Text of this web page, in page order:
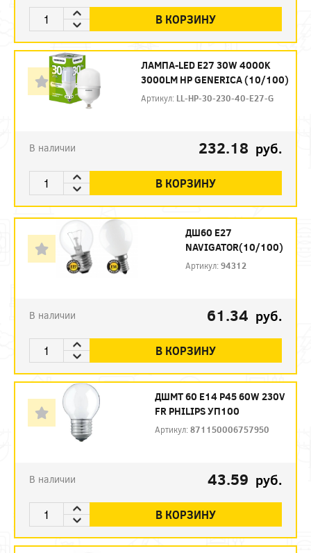
В КОРЗИНУ
ЛАМПА-LED E27 30W 4000K
3000LM HP GENERICA (10/100)
Артикул: LL-HP-30-230-40-E27-G
В наличии 232.18 руб.
В КОРЗИНУ
ДШ60 Е27
NAVIGATOR(10/100)
Артикул:94312
В наличии 61.34 руб.
В КОРЗИНУ
ДШМТ 60 Е14 P45 60W 230V
FR PHILIPS УП100
Артикул:871150006757950
В наличии 43.59 руб.
В КОРЗИНУ